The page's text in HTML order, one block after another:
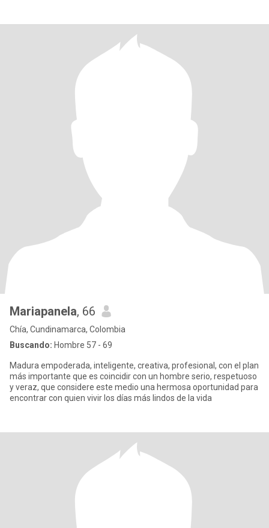
Mariapanela, 66
Chía, Cundinamarca, Colombia
Buscando: Hombre 57 - 69
Madura empoderada, inteligente, creativa, profesional, con el plan
más importante que es coincidir con un hombre serio, respetuoso
y veraz, que considere este medio una hermosa oportunidad para
encontrar con quien vivir los días más lindos de la vida